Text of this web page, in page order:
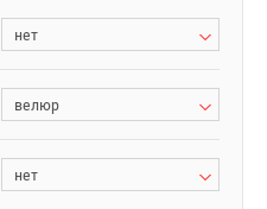
нет
велюр
нет